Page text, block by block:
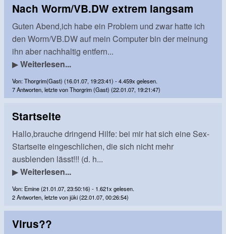
Nach Worm/VB.DW extrem langsam
Guten Abend,ich habe ein Problem und zwar hatte ich
den Worm/VB.DW auf mein Computer bin der meinung
ihn aber nachhaltig entfern...
▶Weiterlesen...
Von: Thorgrim(Gast) (16.01.07, 19:23:41) - 4.459x gelesen.
7 Antworten, letzte von Thorgrim (Gast) (22.01.07, 19:21:47)
Startseite
Hallo,brauche dringend Hilfe: bei mir hat sich eine Sex-
Startseite eingeschlichen, die sich nicht mehr
ausblenden lässt!!! (d. h...
▶Weiterlesen...
Von: Emine (21.01.07, 23:50:16) - 1.621x gelesen.
2 Antworten, letzte von jüki (22.01.07, 00:26:54)
Virus??